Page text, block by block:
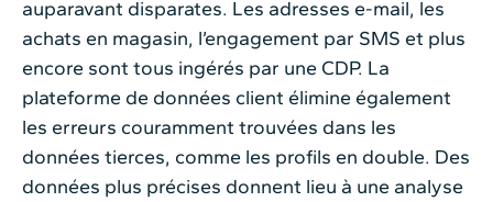
auparavant disparates. Les adresses e-mail, les
achats en magasin, l’engagement par SMS et plus
encore sont tous ingérés par une CDP. La
plateforme de données client élimine également
les erreurs couramment trouvées dans les
données tierces, comme les profils en double. Des
données plus précises donnent lieu à une analyse